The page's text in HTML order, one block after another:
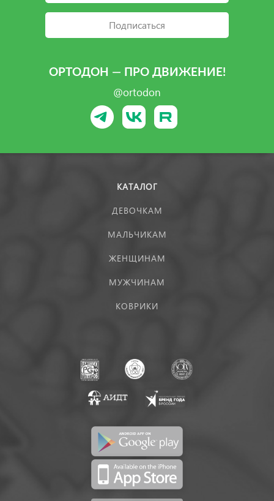
Подписаться
ОРТОДОН — ПРО ДВИЖЕНИЕ!
@ortodon
КАТАЛОГ
ДЕВОЧКАМ
МАЛЬЧИКАМ
ЖЕНЩИНАМ
МУЖЧИНАМ
КОВРИКИ